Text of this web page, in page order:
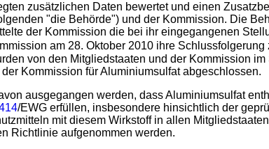
zusätzlichen Daten bewertet und einen
"die Behörde") und der Kommission. Die
der Kommission die bei ihr eingegangenen
am 28. Oktober 2010 ihre Schlussfolgerung
von den Mitgliedstaaten und der Kommission
Kommission für Aluminiumsulfat abgeschlossen.
ausgegangen werden, dass Aluminiumsulfat
/EWG erfüllen, insbesondere hinsichtlich der
mit diesem Wirkstoff in allen
Richtlinie aufgenommen werden.